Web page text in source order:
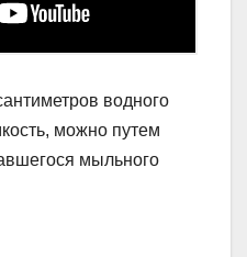
водного
можно путем
мыльного